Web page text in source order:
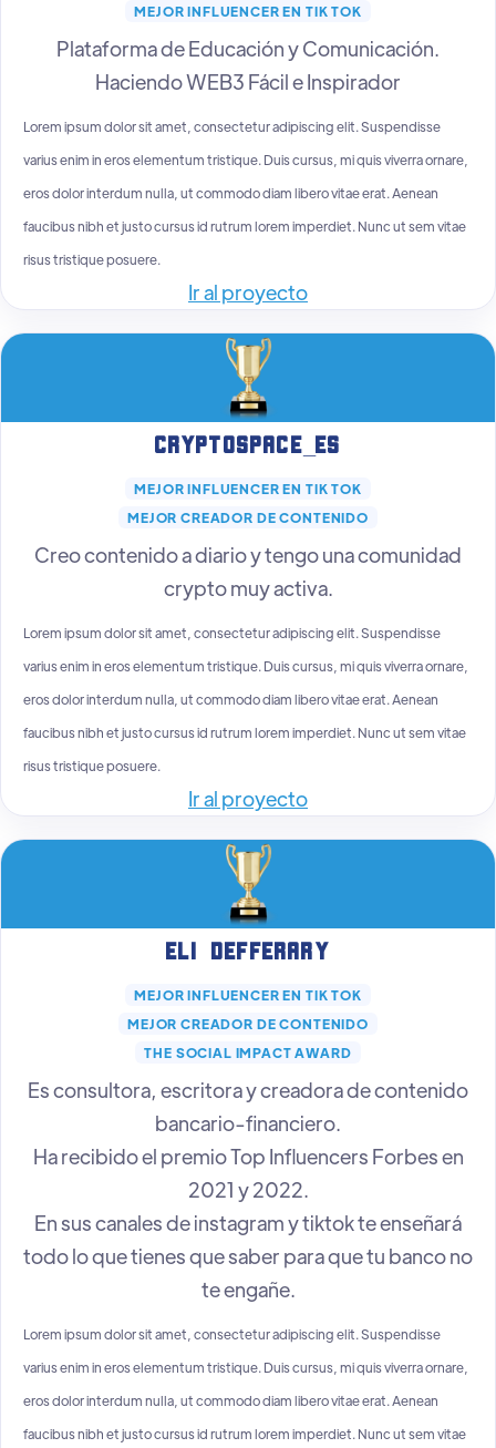
MEJOR INFLUENCER EN TIK TOK
Plataforma de Educación y Comunicación.
Haciendo WEB3 Fácil e Inspirador
Lorem ipsum dolor sit amet, consectetur adipiscing elit. Suspendisse
varius enim in eros elementum tristique. Duis cursus, mi quis viverra ornare,
eros dolor interdum nulla, ut commodo diam libero vitae erat. Aenean
faucibus nibh et justo cursus id rutrum lorem imperdiet. Nunc ut sem vitae
risus tristique posuere.
Ir al proyecto
CryptoSpace_Es
MEJOR INFLUENCER EN TIK TOK
MEJOR CREADOR DE CONTENIDO
Creo contenido a diario y tengo una comunidad
crypto muy activa.
Lorem ipsum dolor sit amet, consectetur adipiscing elit. Suspendisse
varius enim in eros elementum tristique. Duis cursus, mi quis viverra ornare,
eros dolor interdum nulla, ut commodo diam libero vitae erat. Aenean
faucibus nibh et justo cursus id rutrum lorem imperdiet. Nunc ut sem vitae
risus tristique posuere.
Ir al proyecto
Eli Defferary
MEJOR INFLUENCER EN TIK TOK
MEJOR CREADOR DE CONTENIDO
THE SOCIAL IMPACT AWARD
Es consultora, escritora y creadora de contenido
bancario-financiero.
Ha recibido el premio Top Influencers Forbes en
2021 y 2022.
En sus canales de instagram y tiktok te enseñará
todo lo que tienes que saber para que tu banco no
te engañe.
Lorem ipsum dolor sit amet, consectetur adipiscing elit. Suspendisse
varius enim in eros elementum tristique. Duis cursus, mi quis viverra ornare,
eros dolor interdum nulla, ut commodo diam libero vitae erat. Aenean
faucibus nibh et justo cursus id rutrum lorem imperdiet. Nunc ut sem vitae